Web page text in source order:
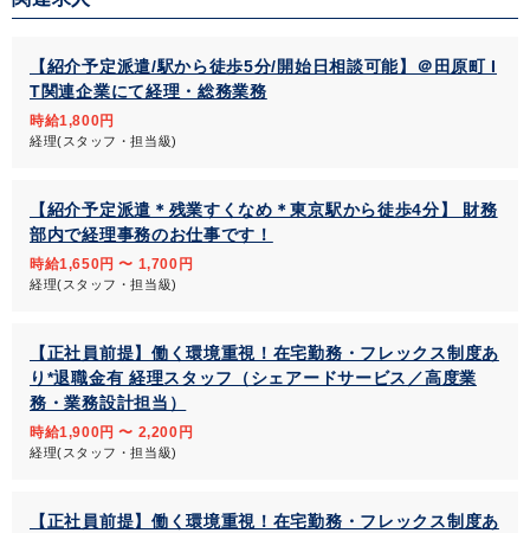
【紹介予定派遣/駅から徒歩5分/開始日相談可能】＠田原町 I
T関連企業にて経理・総務業務
時給1,800円
経理(スタッフ・担当級)
【紹介予定派遣＊残業すくなめ＊東京駅から徒歩4分】 財務
部内で経理事務のお仕事です！
時給1,650円 〜 1,700円
経理(スタッフ・担当級)
【正社員前提】働く環境重視！在宅勤務・フレックス制度あ
り*退職金有 経理スタッフ（シェアードサービス／高度業
務・業務設計担当）
時給1,900円 〜 2,200円
経理(スタッフ・担当級)
【正社員前提】働く環境重視！在宅勤務・フレックス制度あ